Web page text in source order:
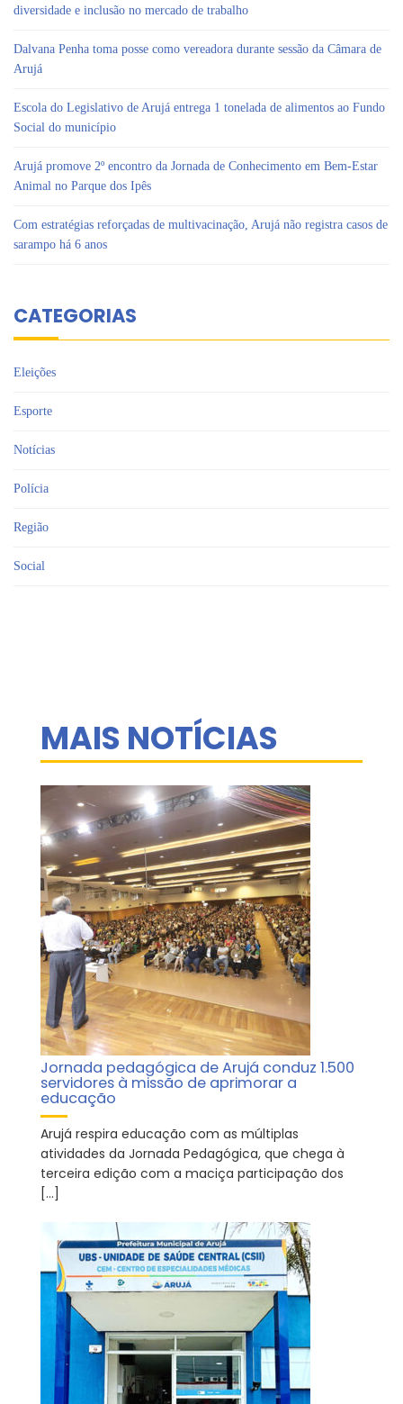
diversidade e inclusão no mercado de trabalho
Dalvana Penha toma posse como vereadora durante sessão da Câmara de
Arujá
Escola do Legislativo de Arujá entrega 1 tonelada de alimentos ao Fundo
Social do município
Arujá promove 2º encontro da Jornada de Conhecimento em Bem-Estar
Animal no Parque dos Ipês
Com estratégias reforçadas de multivacinação, Arujá não registra casos de
sarampo há 6 anos
CATEGORIAS
Eleições
Esporte
Notícias
Polícia
Região
Social
MAIS NOTÍCIAS
Jornada pedagógica de Arujá conduz 1.500
servidores à missão de aprimorar a
educação
Arujá respira educação com as múltiplas
atividades da Jornada Pedagógica, que chega à
terceira edição com a maciça participação dos
[…]